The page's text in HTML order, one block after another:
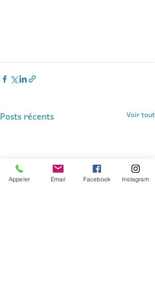
Posts récents Voir tout
Appeler Email Facebook Instagram